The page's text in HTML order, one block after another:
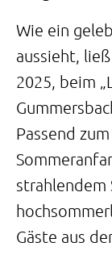
Wie ein
aussieht,
2025, beim
Passend
strahlendem
Gäste aus